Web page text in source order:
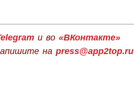
и во «ВКонтакте»
на press@app2top.ru